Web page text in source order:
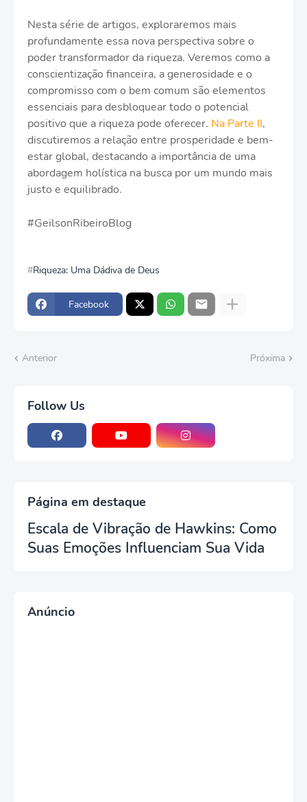
Nesta série de artigos, exploraremos mais
profundamente essa nova perspectiva sobre o
poder transformador da riqueza. Veremos como a
conscientização financeira, a generosidade e o
compromisso com o bem comum são elementos
essenciais para desbloquear todo o potencial
positivo que a riqueza pode oferecer. Na Parte II,
discutiremos a relação entre prosperidade e bem-
estar global, destacando a importância de uma
abordagem holística na busca por um mundo mais
justo e equilibrado.
#GeilsonRibeiroBlog
Riqueza: Uma Dádiva de Deus
Facebook
Anterior Próxima
Follow Us
Página em destaque
Escala de Vibração de Hawkins: Como
Suas Emoções Influenciam Sua Vida
Anúncio